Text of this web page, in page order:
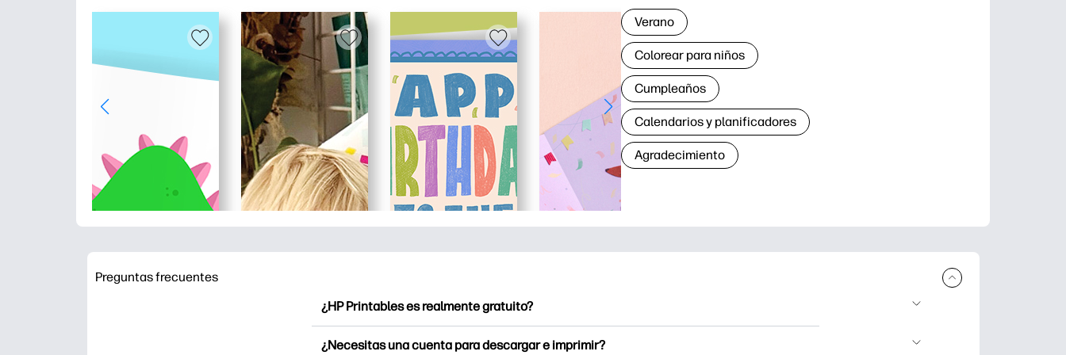
Verano
Colorear para niños
Cumpleaños
Calendarios y planificadores
Agradecimiento
Preguntas frecuentes
¿HP Printables es realmente gratuito?
¿Necesitas una cuenta para descargar e imprimir?